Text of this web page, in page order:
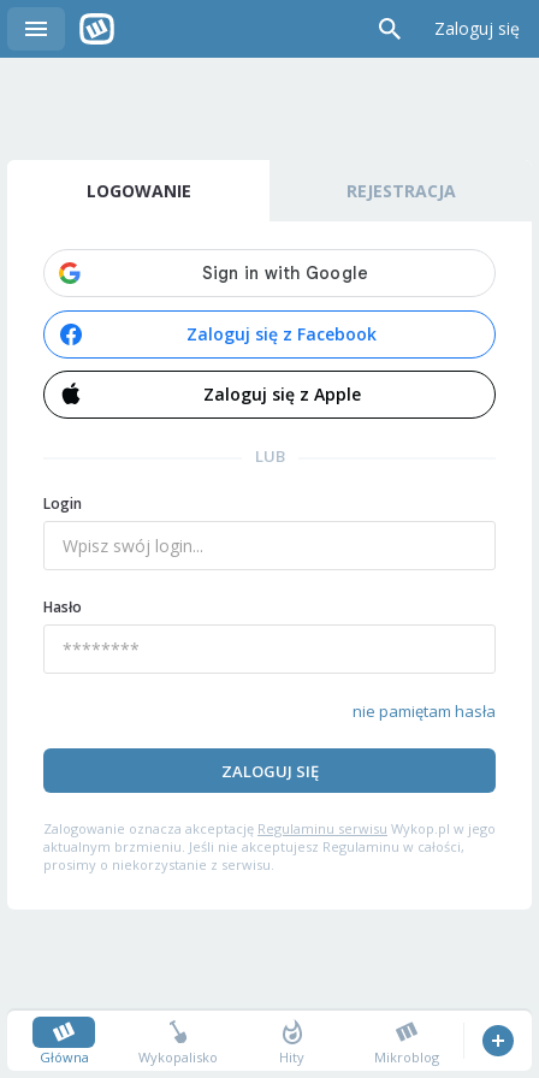
Zaloguj się
LOGOWANIE REJESTRACJA
Zaloguj się z Facebook
Zaloguj się z Apple
LUB
Login
Hasło
nie pamiętam hasła
ZALOGUJ SIĘ
Zalogowanie oznacza akceptację Regulaminu serwisu Wykop.pl w jego
aktualnym brzmieniu. Jeśli nie akceptujesz Regulaminu w całości,
prosimy o niekorzystanie z serwisu.
Główna Wykopalisko Hity Mikroblog